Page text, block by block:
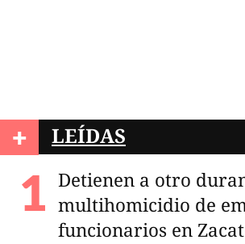
+ LEÍDAS
Detienen a otro
multihomicidio de
funcionarios en